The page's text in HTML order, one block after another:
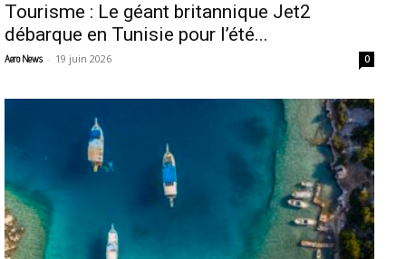
Tourisme : Le géant britannique Jet2
débarque en Tunisie pour l’été...
Aero News - 19 juin 2026 0